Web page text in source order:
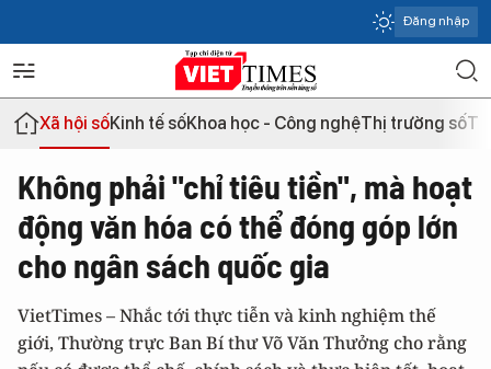
Đăng nhập
Xã hội sốKinh tế sốKhoa học - Công nghệThị trường số
Không phải "chỉ tiêu tiền", mà hoạt
động văn hóa có thể đóng góp lớn
cho ngân sách quốc gia
VietTimes – Nhắc tới thực tiễn và kinh nghiệm thế
giới, Thường trực Ban Bí thư Võ Văn Thưởng cho rằng